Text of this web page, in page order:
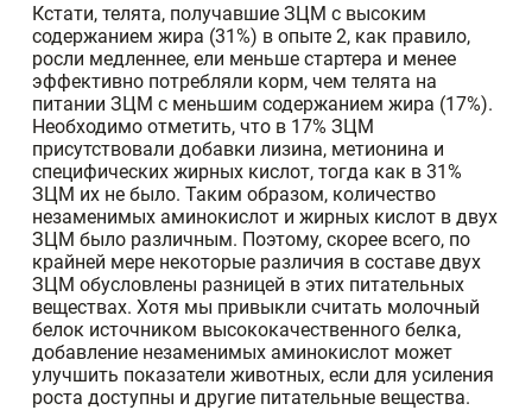
Кстати, телята, получавшие ЗЦМ с высоким
содержанием жира (31%) в опыте 2, как правило,
росли медленнее, ели меньше стартера и менее
эффективно потребляли корм, чем телята на
питании ЗЦМ с меньшим содержанием жира (17%).
Необходимо отметить, что в 17% ЗЦМ
присутствовали добавки лизина, метионина и
специфических жирных кислот, тогда как в 31%
ЗЦМ их не было. Таким образом, количество
незаменимых аминокислот и жирных кислот в двух
ЗЦМ было различным. Поэтому, скорее всего, по
крайней мере некоторые различия в составе двух
ЗЦМ обусловлены разницей в этих питательных
веществах. Хотя мы привыкли считать молочный
белок источником высококачественного белка,
добавление незаменимых аминокислот может
улучшить показатели животных, если для усиления
роста доступны и другие питательные вещества.